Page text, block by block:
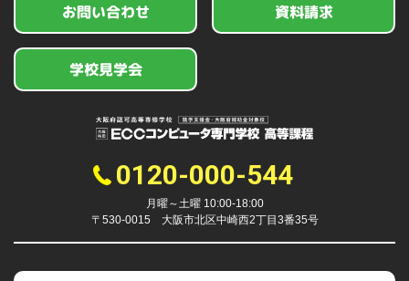
お問い合わせ 資料請求
学校見学会
0120-000-544
月曜～土曜 10:00-18:00
〒530-0015 大阪市北区中崎西2丁目3番35号